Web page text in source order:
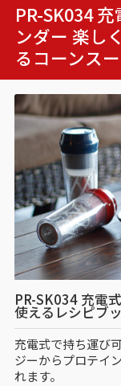
PR-SK034
ンダー 楽し
るコーンス
PR-SK034 充電
使えるレシピブ
充電式で持ち運び
ジーからプロテイ
れます。